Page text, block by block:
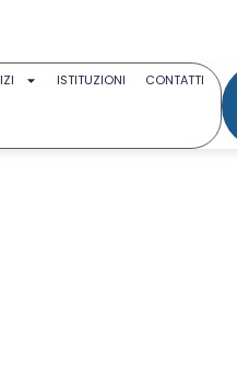
ISTITUZIONI CONTATTI